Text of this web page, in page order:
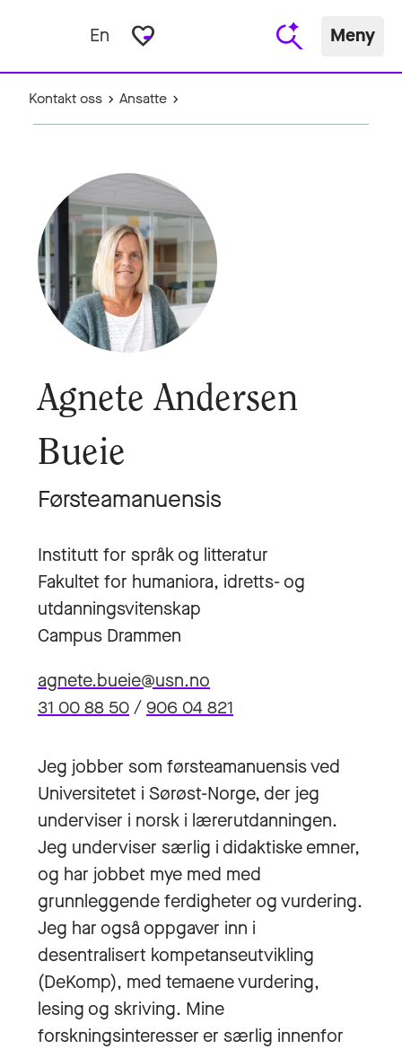
En favorite_border Meny
Kontakt oss Ansatte
Agnete Andersen
Bueie
Førsteamanuensis
Institutt for språk og litteratur
Fakultet for humaniora, idretts- og
utdanningsvitenskap
Campus Drammen
agnete.bueie@usn.no
31 00 88 50/906 04 821
Jeg jobber som førsteamanuensis ved
Universitetet i Sørøst-Norge, der jeg
underviser i norsk i lærerutdanningen.
Jeg underviser særlig i didaktiske emner,
og har jobbet mye med med
grunnleggende ferdigheter og vurdering.
Jeg har også oppgaver inn i
desentralisert kompetanseutvikling
(DeKomp), med temaene vurdering,
lesing og skriving. Mine
forskningsinteresser er særlig innenfor